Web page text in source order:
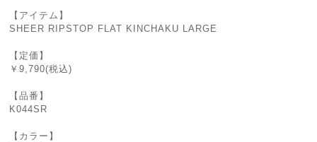
【アイテム】
SHEER RIPSTOP FLAT KINCHAKU LARGE
【定価】
￥9,790(税込)
【品番】
K044SR
【カラー】